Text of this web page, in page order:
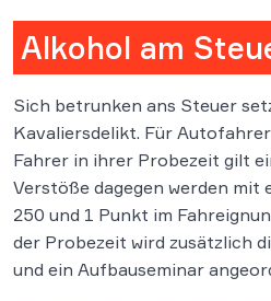
Alkohol am
Sich betrunken ans Steuer
Kavaliersdelikt. Für
Fahrer in ihrer Probezeit gilt
Verstöße dagegen werden mit
250 und 1 Punkt im
der Probezeit wird zusätzlich
und ein Aufbauseminar